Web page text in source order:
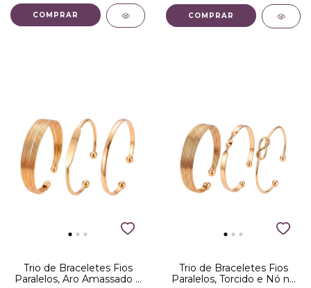
Trio de Braceletes Fios
Paralelos, Aro Amassado e
Trio de Braceletes Fios
Paralelos, Torcido e Nó no